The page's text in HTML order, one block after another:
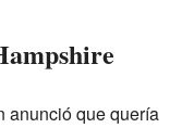
anunció que quería